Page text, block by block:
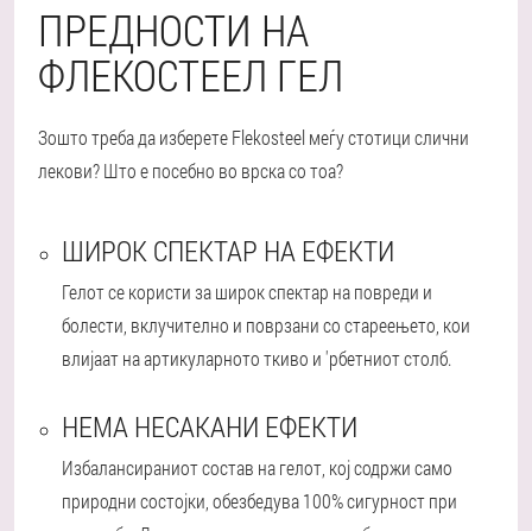
ПРЕДНОСТИ НА
ФЛЕКОСТЕЕЛ ГЕЛ
Зошто треба да изберете Flekosteel меѓу стотици слични
лекови? Што е посебно во врска со тоа?
ШИРОК СПЕКТАР НА ЕФЕКТИ
Гелот се користи за широк спектар на повреди и
болести, вклучително и поврзани со стареењето, кои
влијаат на артикуларното ткиво и 'рбетниот столб.
НЕМА НЕСАКАНИ ЕФЕКТИ
Избалансираниот состав на гелот, кој содржи само
природни состојки, обезбедува 100% сигурност при